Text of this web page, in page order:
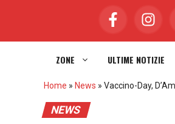
ZONE ULTIME NOTIZIE
Home » News » Vaccino-Day,
NEWS